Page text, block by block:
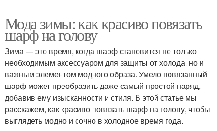
Мода зимы: как красиво повязать
шарф на голову
Зима — это время, когда шарф становится не только
необходимым аксессуаром для защиты от холода, но и
важным элементом модного образа. Умело повязанный
шарф может преобразить даже самый простой наряд,
добавив ему изысканности и стиля. В этой статье мы
расскажем, как красиво повязать шарф на голову, чтобы
выглядеть модно и сочно в холодное время года.